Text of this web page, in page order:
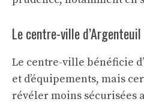
Le centre-ville
Le centre-ville bénéficie
et d’équipements, mais
révéler moins sécurisées